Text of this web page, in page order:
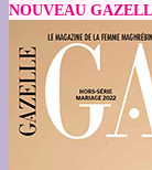
NOUVEAU